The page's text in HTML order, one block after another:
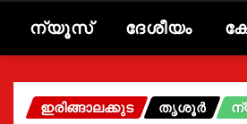
ന്യൂസ് ദേശീയം
ഇരിങ്ങാലക്കുട തൃശൂർ